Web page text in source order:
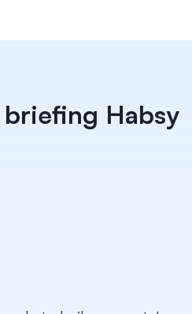
Habsy